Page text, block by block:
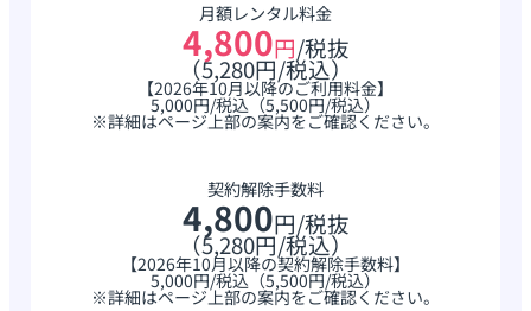
月額レンタル料金
4,800円/税抜
（5,280円/税込）
【2026年10月以降のご利用料金】
5,000円/税込（5,500円/税込）
※詳細はページ上部の案内をご確認ください。
契約解除手数料
4,800円/税抜
（5,280円/税込）
【2026年10月以降の契約解除手数料】
5,000円/税込（5,500円/税込）
※詳細はページ上部の案内をご確認ください。